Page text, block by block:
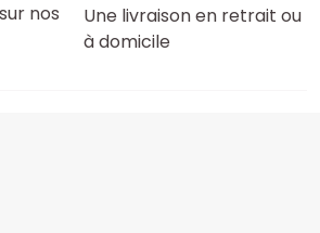
nos
Une livraison en retrait ou
à domicile